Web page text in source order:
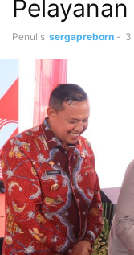
Penulis sergapreborn - 3